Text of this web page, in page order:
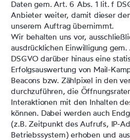
Daten gem. Art. 6 Abs. 1 lit. f
Anbieter weiter, damit dieser
unserem Auftrag übernimmt.
Wir behalten uns vor,
ausdrücklichen Einwilligung
DSGVO darüber hinaus eine
Erfolgsauswertung von Mail-
Beacons bzw. Zählpixel in den
durchzuführen, die
Interaktionen mit den Inhalten
können. Dabei werden auch
(z.B. Zeitpunkt des Aufrufs, IP-
Betriebssystem) erhoben und